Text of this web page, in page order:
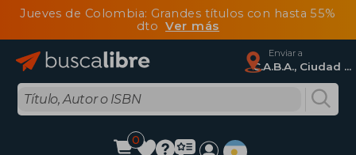
Jueves de Colombia: Grandes títulos con hasta 55%
dtoVer más
Enviar a
C.A.B.A., Ciudad Autónoma De Buenos Aires
0